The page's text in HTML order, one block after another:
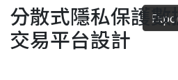
Fundings & Projects
Researchers
分散式隱私保護數
交易平台設計